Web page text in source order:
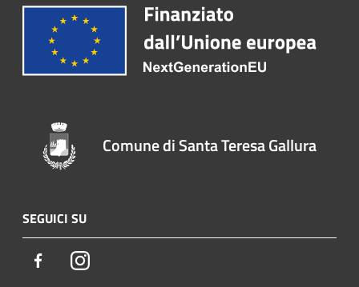
Comune di Santa Teresa Gallura
SEGUICI SU
FacebookInstagram